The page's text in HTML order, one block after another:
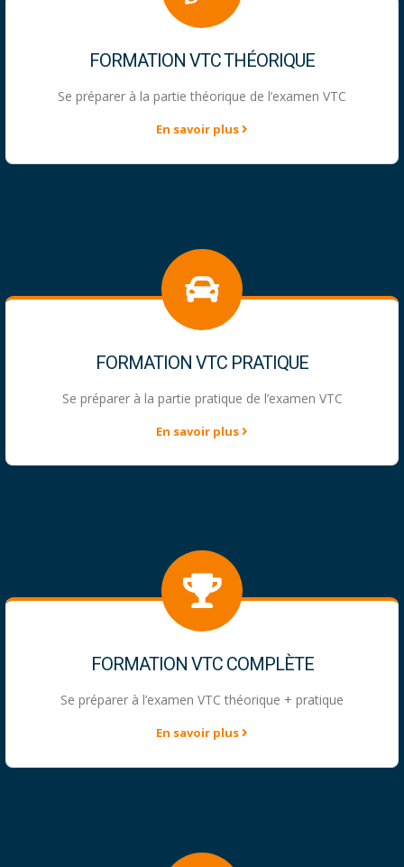
FORMATION VTC THÉORIQUE
Se préparer à la partie théorique de l’examen VTC
En savoir plus
FORMATION VTC PRATIQUE
Se préparer à la partie pratique de l’examen VTC
En savoir plus
FORMATION VTC COMPLÈTE
Se préparer à l’examen VTC théorique + pratique
En savoir plus